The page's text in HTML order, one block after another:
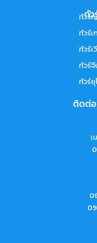
ทัว
ทัวร์
ทัวร์เ
ทัวร์เ
ทัวร์จี
ทัวร์ยุ
ติดต่
เ